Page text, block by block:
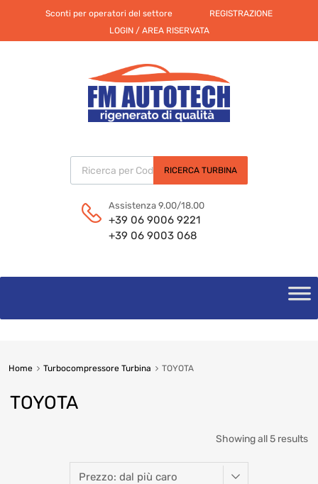
Sconti per operatori del settore
REGISTRAZIONE
LOGIN / AREA RISERVATA
Products search
RICERCA TURBINA
Assistenza 9.00/18.00
+39 06 9006 9221
+39 06 9003 068
content
Home Turbocompressore Turbina TOYOTA
TOYOTA
Showing all 5 results